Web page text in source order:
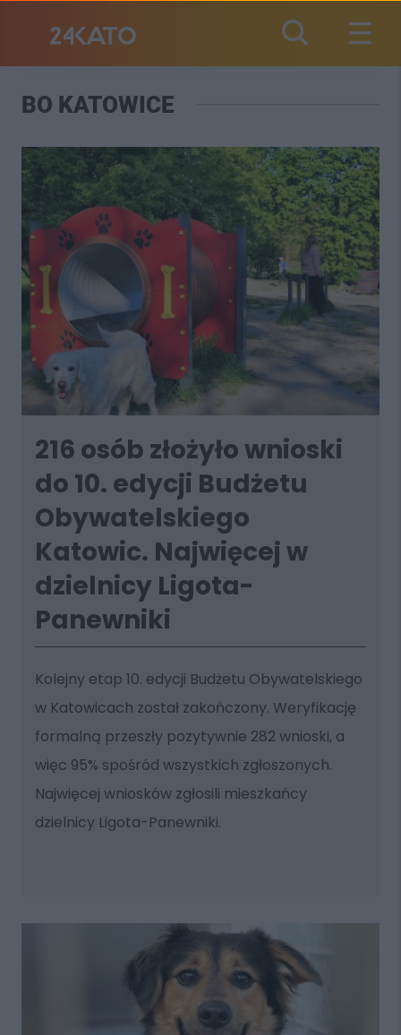
BO KATOWICE
216 osób złożyło wnioski
do 10. edycji Budżetu
Obywatelskiego
Katowic. Najwięcej w
dzielnicy Ligota-
Panewniki
Kolejny etap 10. edycji Budżetu Obywatelskiego
w Katowicach został zakończony. Weryfikację
formalną przeszły pozytywnie 282 wnioski, a
więc 95% spośród wszystkich zgłoszonych.
Najwięcej wniosków zgłosili mieszkańcy
dzielnicy Ligota-Panewniki.